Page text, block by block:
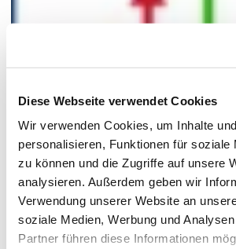
Diese Webseite verwendet Cookies
Wir verwenden Cookies, um Inhalte
personalisieren, Funktionen für soziale
zu können und die Zugriffe auf unsere
analysieren. Außerdem geben wir
Verwendung unserer Website an
soziale Medien, Werbung und
Partner führen diese Informationen